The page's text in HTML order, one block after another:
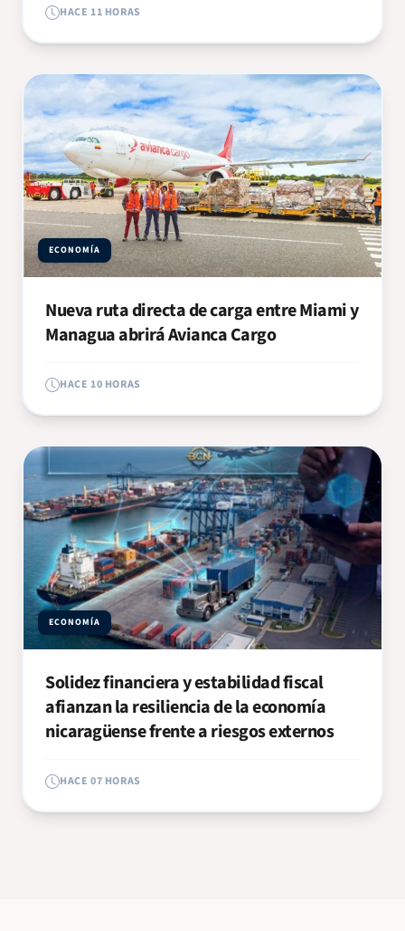
HACE 11 HORAS
ECONOMÍA
Nueva ruta directa de carga entre Miami y
Managua abrirá Avianca Cargo
HACE 10 HORAS
ECONOMÍA
Solidez financiera y estabilidad fiscal
afianzan la resiliencia de la economía
nicaragüense frente a riesgos externos
HACE 07 HORAS